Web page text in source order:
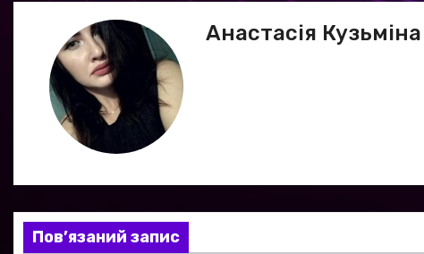
в
і
я
Анастасія Кузьміна
Пов’язаний запис